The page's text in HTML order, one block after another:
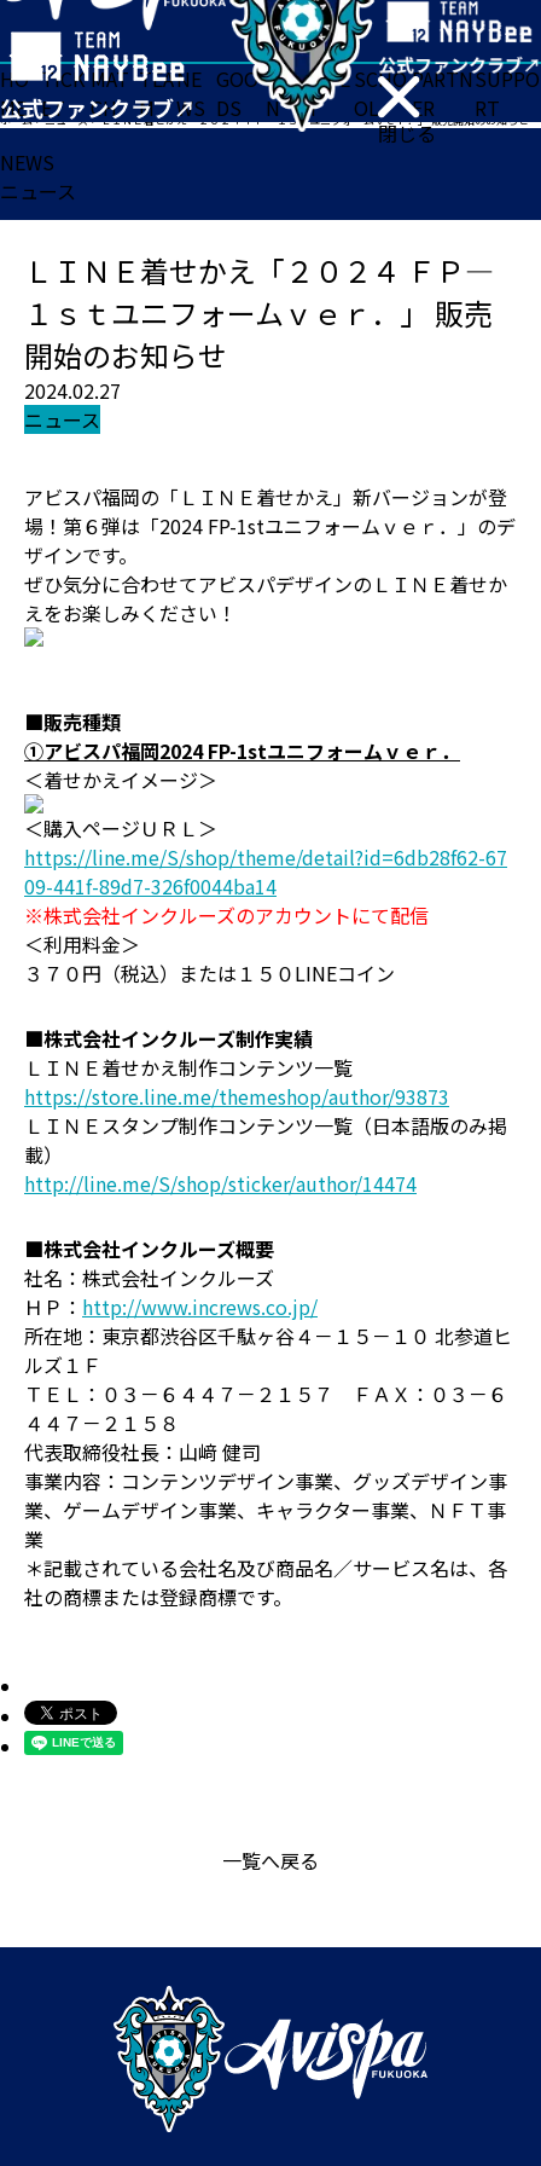
閉じる
HO
ME
TICK
ET
MAT
CH
TEA
M
NE
WS
GOO
DS
FA
N
ACADE
MY
SCHO
OL
PARTN
ER
SUPPO
RT
ホーム>ニュース>ＬＩＮＥ着せかえ「２０２４ ＦＰ―１ｓｔユニフォームｖｅｒ．」 販売開始のお知らせ
NEWS
ニュース
ＬＩＮＥ着せかえ「２０２４ ＦＰ―
１ｓｔユニフォームｖｅｒ．」 販売
開始のお知らせ
2024.02.27
ニュース
アビスパ福岡の「ＬＩＮＥ着せかえ」新バージョンが登
場！第６弾は「2024 FP-1stユニフォームｖｅｒ．」のデ
ザインです。
ぜひ気分に合わせてアビスパデザインのＬＩＮＥ着せか
えをお楽しみください！
■販売種類
①アビスパ福岡2024 FP-1stユニフォームｖｅｒ．
＜着せかえイメージ＞
＜購入ページＵＲＬ＞
https://line.me/S/shop/theme/detail?id=6db28f62-67
09-441f-89d7-326f0044ba14
※株式会社インクルーズのアカウントにて配信
＜利用料金＞
３７０円（税込）または１５０LINEコイン
■株式会社インクルーズ制作実績
ＬＩＮＥ着せかえ制作コンテンツ一覧
https://store.line.me/themeshop/author/93873
ＬＩＮＥスタンプ制作コンテンツ一覧（日本語版のみ掲
載）
http://line.me/S/shop/sticker/author/14474
■株式会社インクルーズ概要
社名：株式会社インクルーズ
ＨＰ： http://www.increws.co.jp/
所在地：東京都渋谷区千駄ヶ谷４－１５－１０ 北参道ヒ
ルズ１Ｆ
ＴＥＬ：０３－６４４７－２１５７ ＦＡＸ：０３－６
４４７－２１５８
代表取締役社長：山﨑 健司
事業内容：コンテンツデザイン事業、グッズデザイン事
業、ゲームデザイン事業、キャラクター事業、ＮＦＴ事
業
＊記載されている会社名及び商品名／サービス名は、各
社の商標または登録商標です。
一覧へ戻る